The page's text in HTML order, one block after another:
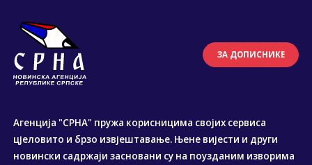
ЗА ДОПИСНИКЕ
Агенција "СРНА" пружа корисницима својих сервиса
цјеловито и брзо извјештавање. Њене вијести и други
новински садржаји засновани су на поузданим изворима